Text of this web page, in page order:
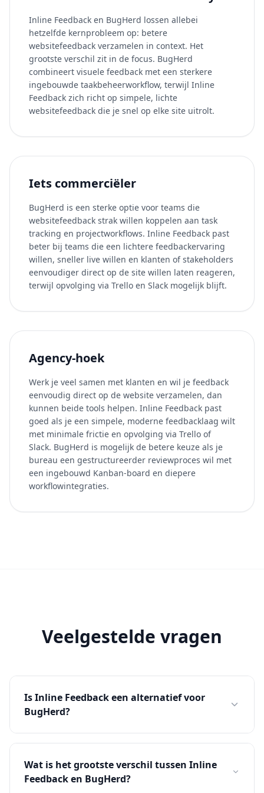
Inline Feedback en BugHerd lossen allebei
hetzelfde kernprobleem op: betere
websitefeedback verzamelen in context. Het
grootste verschil zit in de focus. BugHerd
combineert visuele feedback met een sterkere
ingebouwde taakbeheerworkflow, terwijl Inline
Feedback zich richt op simpele, lichte
websitefeedback die je snel op elke site uitrolt.
Iets commerciëler
BugHerd is een sterke optie voor teams die
websitefeedback strak willen koppelen aan task
tracking en projectworkflows. Inline Feedback past
beter bij teams die een lichtere feedbackervaring
willen, sneller live willen en klanten of stakeholders
eenvoudiger direct op de site willen laten reageren,
terwijl opvolging via Trello en Slack mogelijk blijft.
Agency-hoek
Werk je veel samen met klanten en wil je feedback
eenvoudig direct op de website verzamelen, dan
kunnen beide tools helpen. Inline Feedback past
goed als je een simpele, moderne feedbacklaag wilt
met minimale frictie en opvolging via Trello of
Slack. BugHerd is mogelijk de betere keuze als je
bureau een gestructureerder reviewproces wil met
een ingebouwd Kanban-board en diepere
workflowintegraties.
Veelgestelde vragen
Is Inline Feedback een alternatief voor
BugHerd?
websitefeedback visueel en in context te
verzamelen, maar het zwaartepunt is anders.
Wat is het grootste verschil tussen Inline
Feedback en BugHerd?